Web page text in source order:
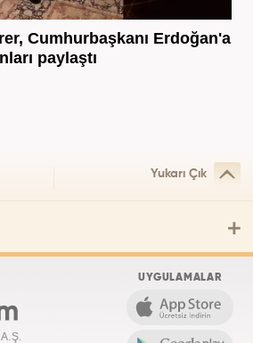
Cumhurbaşkanı Erdoğan'a
paylaştı
Yukarı Çık
UYGULAMALAR